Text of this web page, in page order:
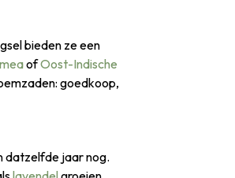
bieden ze een
ofOost-Indische
goedkoop,
datzelfde jaar nog.